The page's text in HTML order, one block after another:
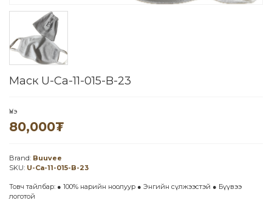
Маск U-Ca-11-015-B-23
Үнэ
80,000₮
Brand: Buuvee
SKU: U-Ca-11-015-B-23
Товч тайлбар: ● 100% нарийн ноолуур ● Энгийн сүлжээстэй ● Бүүвээ
логотой